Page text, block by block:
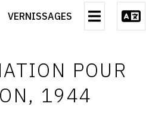
VERNISSAGES
D'EXPO
CONTACT
CGU
POUR
1944